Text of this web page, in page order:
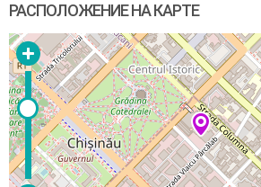
РАСПОЛОЖЕНИЕ НА КАРТЕ